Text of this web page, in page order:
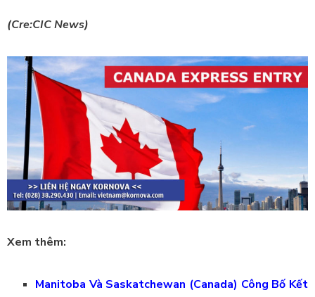
(Cre:CIC News)
Xem thêm:
Manitoba Và Saskatchewan (Canada) Công Bố Kết